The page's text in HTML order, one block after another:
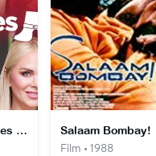
Les Real Housewives de Dallas Salaam Bombay!
Film • 1988